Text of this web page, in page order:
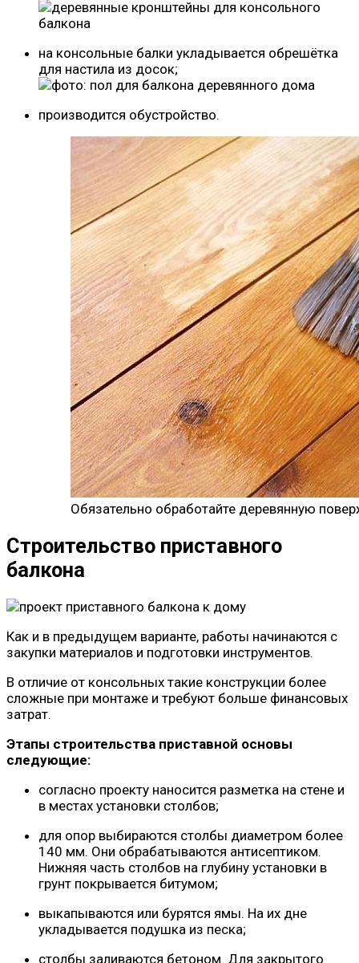
на консольные балки укладывается обрешётка
для настила из досок;
производится обустройство.
Обязательно обработайте деревянную
Строительство приставного
балкона
Как и в предыдущем варианте, работы начинаются с
закупки материалов и подготовки инструментов.
В отличие от консольных такие конструкции более
сложные при монтаже и требуют больше финансовых
затрат.
Этапы строительства приставной основы
следующие:
согласно проекту наносится разметка на стене и
в местах установки столбов;
для опор выбираются столбы диаметром более
140 мм. Они обрабатываются антисептиком.
Нижняя часть столбов на глубину установки в
грунт покрывается битумом;
выкапываются или бурятся ямы. На их дне
укладывается подушка из песка;
столбы заливаются бетоном. Для закрытого